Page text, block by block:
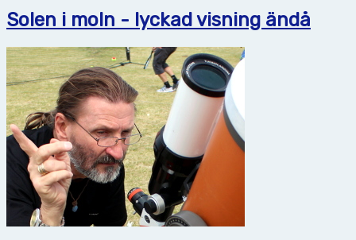
Solen i moln - lyckad visning ändå